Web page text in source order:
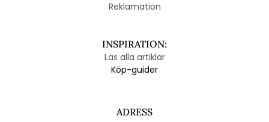
Reklamation
INSPIRATION:
Läs alla artiklar
Köp-guider
ADRESS